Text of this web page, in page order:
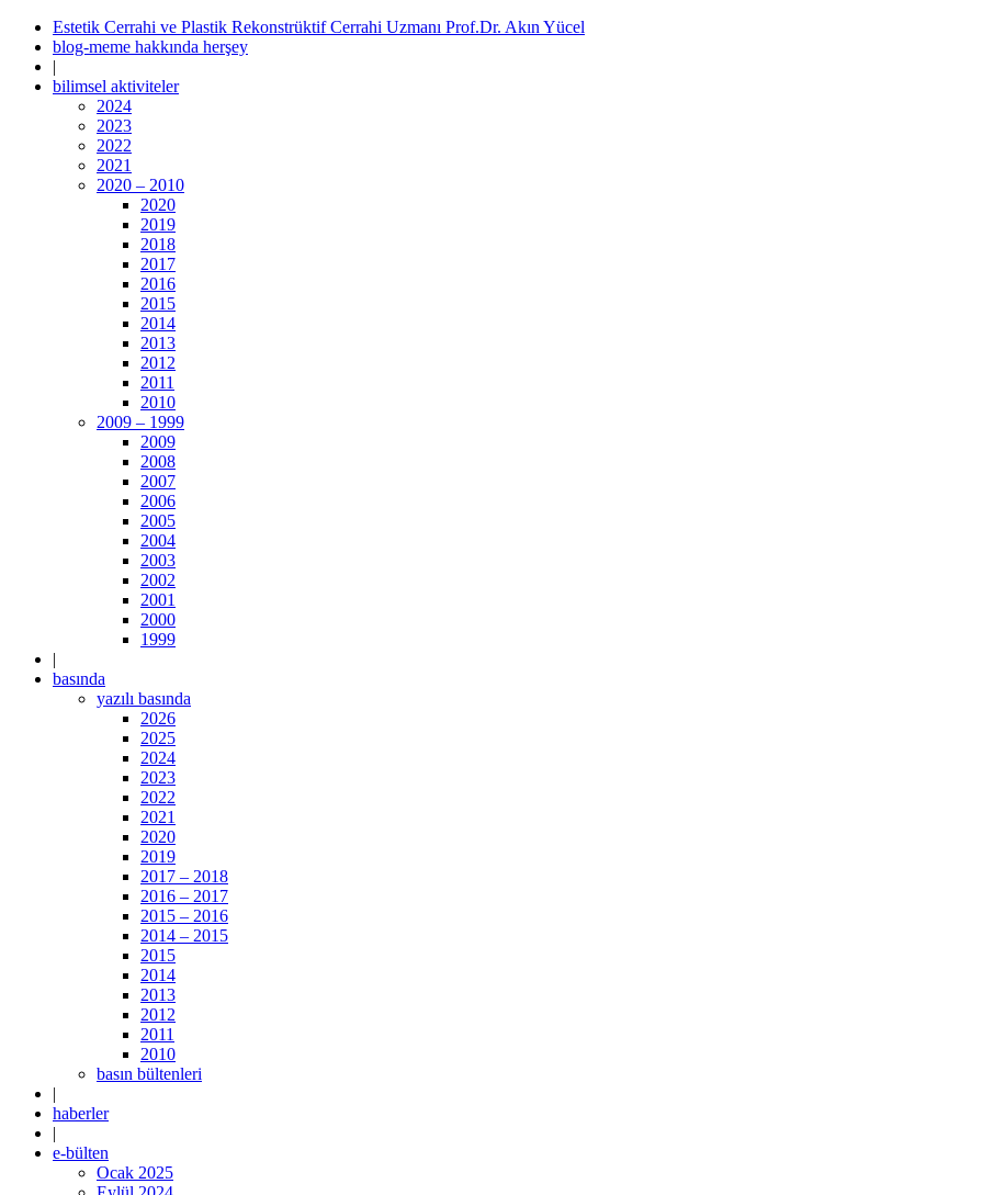
Estetik Cerrahi ve Plastik Rekonstrüktif Cerrahi Uzmanı Prof.Dr. Akın Yücel
blog-meme hakkında herşey
|
bilimsel aktiviteler
2024
2023
2022
2021
2020 – 2010
2020
2019
2018
2017
2016
2015
2014
2013
2012
2011
2010
2009 – 1999
2009
2008
2007
2006
2005
2004
2003
2002
2001
2000
1999
|
basında
yazılı basında
2026
2025
2024
2023
2022
2021
2020
2019
2017 – 2018
2016 – 2017
2015 – 2016
2014 – 2015
2015
2014
2013
2012
2011
2010
basın bültenleri
|
haberler
|
e-bülten
Ocak 2025